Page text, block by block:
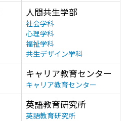
人間共生学部
社会学科
心理学科
福祉学科
共生デザイン学科
キャリア教育センター
キャリア教育センター
英語教育研究所
英語教育研究所